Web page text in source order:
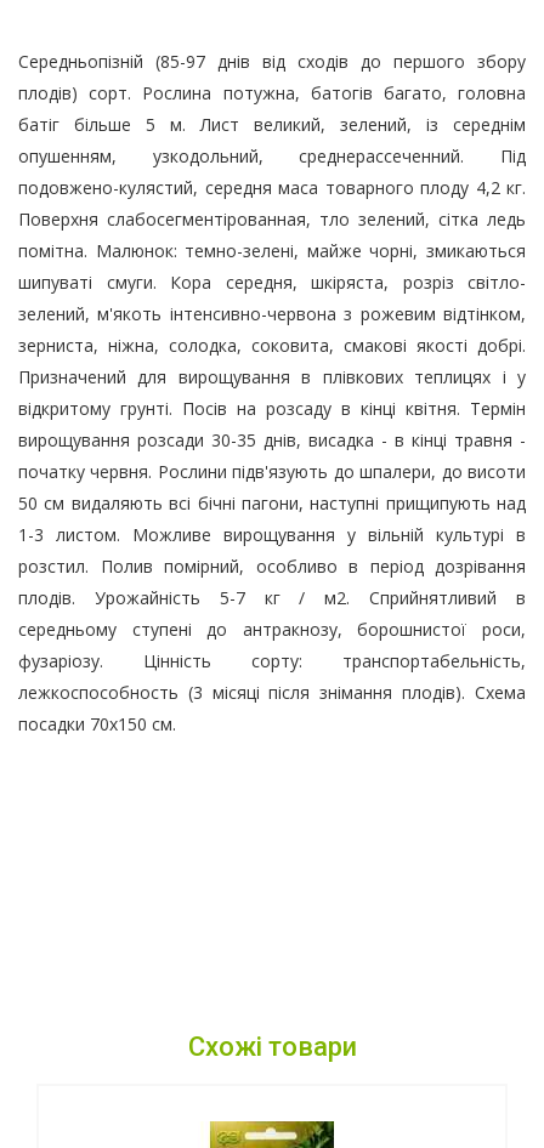
Середньопізній (85-97 днів від сходів до першого збору
плодів) сорт. Рослина потужна, батогів багато, головна
батіг більше 5 м. Лист великий, зелений, із середнім
опушенням, узкодольний, среднерассеченний. Під
подовжено-кулястий, середня маса товарного плоду 4,2 кг.
Поверхня слабосегментірованная, тло зелений, сітка ледь
помітна. Малюнок: темно-зелені, майже чорні, змикаються
шипуваті смуги. Кора середня, шкіряста, розріз світло-
зелений, м'якоть інтенсивно-червона з рожевим відтінком,
зерниста, ніжна, солодка, соковита, смакові якості добрі.
Призначений для вирощування в плівкових теплицях і у
відкритому грунті. Посів на розсаду в кінці квітня. Термін
вирощування розсади 30-35 днів, висадка - в кінці травня -
початку червня. Рослини підв'язують до шпалери, до висоти
50 см видаляють всі бічні пагони, наступні прищипують над
1-3 листом. Можливе вирощування у вільній культурі в
розстил. Полив помірний, особливо в період дозрівання
плодів. Урожайність 5-7 кг / м2. Сприйнятливий в
середньому ступені до антракнозу, борошнистої роси,
фузаріозу. Цінність сорту: транспортабельність,
лежкоспособность (3 місяці після знімання плодів). Схема
посадки 70х150 см.
Схожі товари